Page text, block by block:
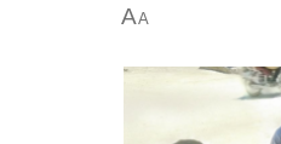
A
A